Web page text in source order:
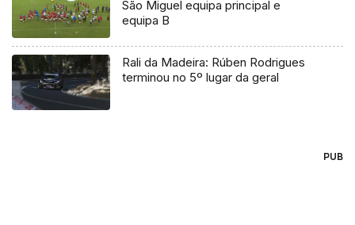
São Miguel equipa principal e
equipa B
Rali da Madeira: Rúben Rodrigues
terminou no 5º lugar da geral
PUB